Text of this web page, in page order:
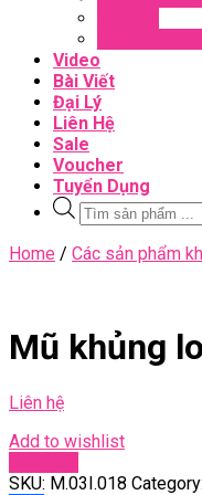
Video
Bài Viết
Đại Lý
Liên Hệ
Sale
Voucher
Tuyển Dụng
Tìm
kiếm
sản
phẩm
Close
Home / Các sản phẩm
Mũ khủng
Liên hệ
Add to wishlist
SKU: M.03I.018 Category: